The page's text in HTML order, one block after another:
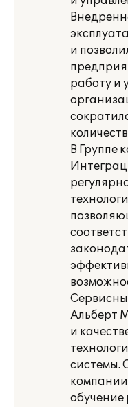
и
работу и
В Группе
Альберт
и
системы.
обучение